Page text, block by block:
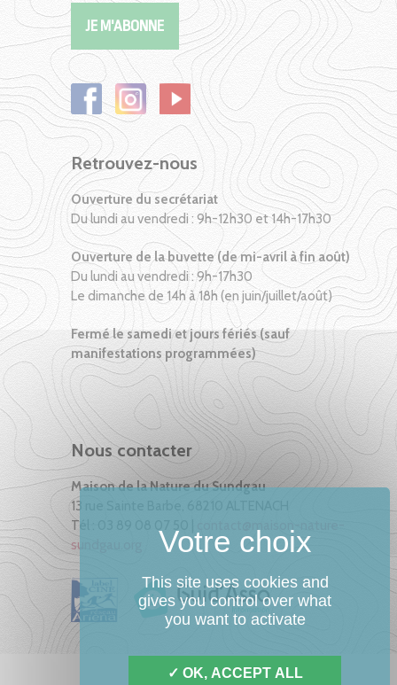
Retrouvez-nous
Ouverture du secrétariat
Du lundi au vendredi : 9h-12h30 et 14h-17h30
Ouverture de la buvette (de mi-avril à fin août)
Du lundi au vendredi : 9h-17h30
Le dimanche de 14h à 18h (en juin/juillet/août)
Fermé le samedi et jours fériés (sauf
manifestations programmées)
Nous contacter
Maison de la Nature du Sundgau
13 rue Sainte Barbe, 68210 ALTENACH
Tél : 03 89 08 07 50 |
sundgau.org
This site uses cookies and
gives you control over what
you want to activate
OK, ACCEPT ALL